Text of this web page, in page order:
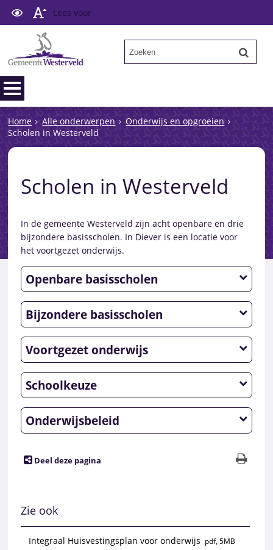
Lees voor
Home Alle onderwerpen
Onderwijs en opgroeien
Scholen in Westerveld
Scholen in Westerveld
In de gemeente Westerveld zijn acht openbare en drie
bijzondere basisscholen. In Diever is een locatie voor
het voortgezet onderwijs.
Openbare basisscholen
Bijzondere basisscholen
Voortgezet onderwijs
Schoolkeuze
Onderwijsbeleid
Deel deze pagina
Zie ook
Integraal Huisvestingsplan voor onderwijs pdf, 5MB